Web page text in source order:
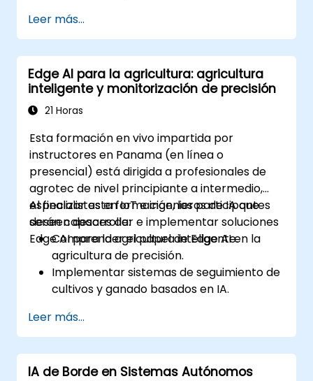
Leer más...
Edge AI para la agricultura: agricultura
inteligente y monitorización de precisión
21 Horas
Esta formación en vivo impartida por
instructores en Panama (en línea o
presencial) está dirigida a profesionales de
agrotec de nivel principiante a intermedio,
especialistas en IoT e ingenieros de IA que
deseen desarrollar e implementar soluciones
Edge AI para la agricultura inteligente.
Al finalizar esta formación, los participantes
serán capaces de:
Comprender el papel de Edge AI en la
agricultura de precisión.
Implementar sistemas de seguimiento de
cultivos y ganado basados en IA.
automatizado y detección ambiental.
Optimizar la eficiencia agrícola mediante
análisis Edge AI en tiempo real.
Leer más...
IA de Borde en Sistemas Autónomos